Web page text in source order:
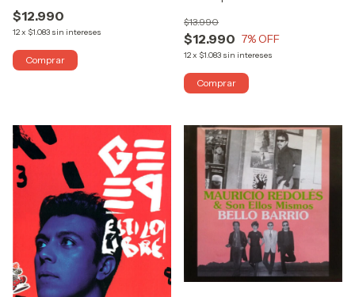
$12.990
12x $1.083 sin intereses $12.990
$13.990
7% OFF
12x $1.083 sin intereses